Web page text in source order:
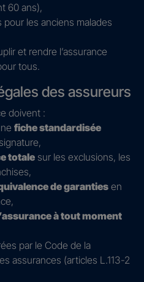
60 ans),
pour les anciens malades
et rendre l’assurance
tous.
des assureurs
doivent :
fiche standardisée
totale sur les exclusions, les
de garanties en
à tout moment
par le Code de la
assurances (articles L.113-2